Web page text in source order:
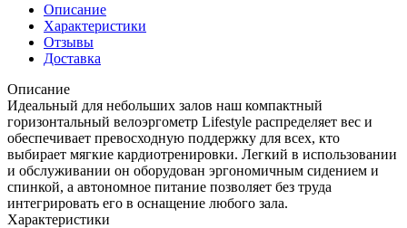
Описание
Характеристики
Отзывы
Доставка
Описание
Идеальный для небольших залов наш компактный
горизонтальный велоэргометр Lifestyle распределяет вес и
обеспечивает превосходную поддержку для всех, кто
выбирает мягкие кардиотренировки. Легкий в использовании
и обслуживании он оборудован эргономичным сидением и
спинкой, а автономное питание позволяет без труда
интегрировать его в оснащение любого зала.
Характеристики